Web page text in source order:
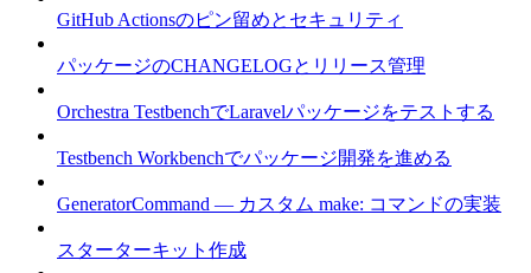
GitHub Actionsのピン留めとセキュリティ
パッケージのCHANGELOGとリリース管理
Orchestra TestbenchでLaravelパッケージをテストする
Testbench Workbenchでパッケージ開発を進める
GeneratorCommand — カスタム make: コマンドの実装
スターターキット作成